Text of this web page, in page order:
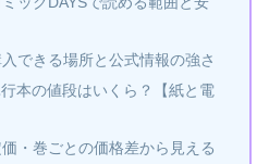
できる場所と公式情報の強さ
行本の値段はいくら？【紙と電
・巻ごとの価格差から見える